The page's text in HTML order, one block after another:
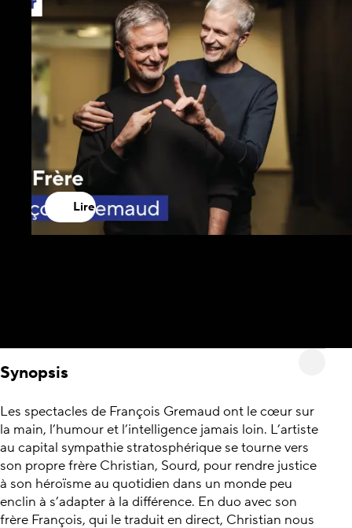
Lire
Synopsis
Les spectacles de François Gremaud ont le cœur sur
la main, l’humour et l’intelligence jamais loin. L’artiste
au capital sympathie stratosphérique se tourne vers
son propre frère Christian, Sourd, pour rendre justice
à son héroïsme au quotidien dans un monde peu
enclin à s’adapter à la différence. En duo avec son
frère François, qui le traduit en direct, Christian nous